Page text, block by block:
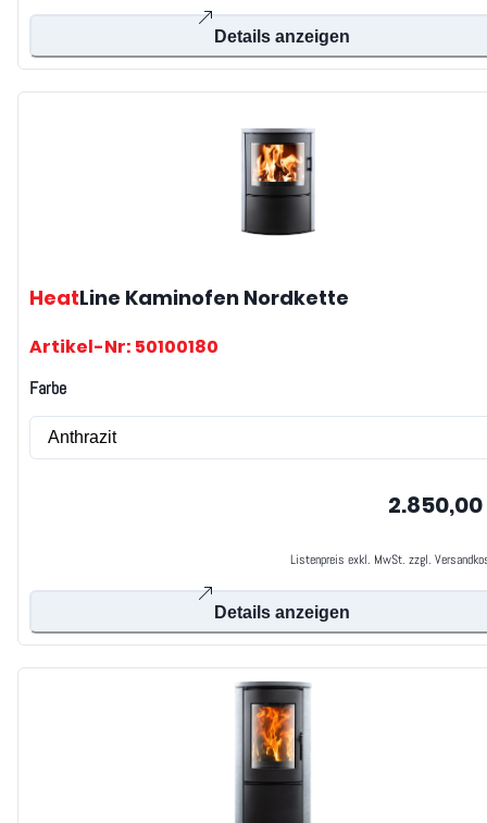
Details anzeigen
HeatLine Kaminofen Nordkette
Artikel-Nr: 50100180
Farbe
Listenpreis exkl. MwSt. zzgl.
Details anzeigen